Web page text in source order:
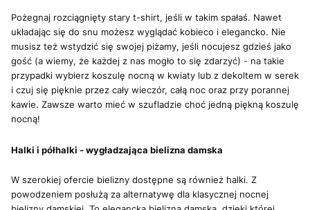
Pożegnaj rozciągnięty stary t-shirt, jeśli w takim spałaś. Nawet
układając się do snu możesz wyglądać kobieco i elegancko. Nie
musisz też wstydzić się swojej piżamy, jeśli nocujesz gdzieś jako
gość (a wiemy, że każdej z nas mogło to się zdarzyć) - na takie
przypadki wybierz koszulę nocną w kwiaty lub z dekoltem w serek
i czuj się pięknie przez cały wieczór, całą noc oraz przy porannej
kawie. Zawsze warto mieć w szufladzie choć jedną piękną koszulę
nocną!
Halki i półhalki - wygładzająca bielizna damska
W szerokiej ofercie bielizny dostępne są również halki. Z
powodzeniem posłużą za alternatywę dla klasycznej nocnej